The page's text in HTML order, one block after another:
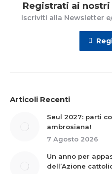
Registrati ai
Iscriviti alla Newsletter
Articoli Recenti
Seul 2027: parti
ambrosiana!
7 Agosto 2026
Un anno per
dell’Azione